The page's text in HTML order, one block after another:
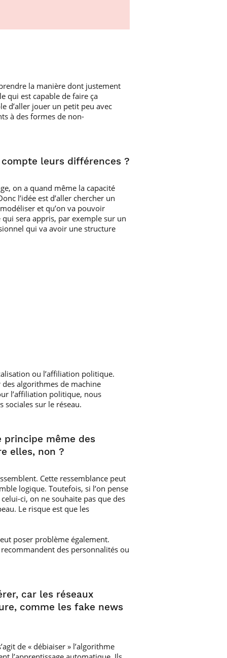
la manière dont justement
qui est capable de faire ça
d’aller jouer un petit peu avec
à des formes de non-
leurs différences ?
on a quand même la capacité
l’idée est d’aller chercher un
et qu’on va pouvoir
sera appris, par exemple sur un
qui va avoir une structure
ou l’affiliation politique.
algorithmes de machine
l’affiliation politique, nous
sociales sur le réseau.
principe même des
elles, non ?
Cette ressemblance peut
logique. Toutefois, si l’on pense
ci, on ne souhaite pas que des
Le risque est que les
poser problème également.
des personnalités ou
car les réseaux
comme les fake news
de « débiaiser » l’algorithme